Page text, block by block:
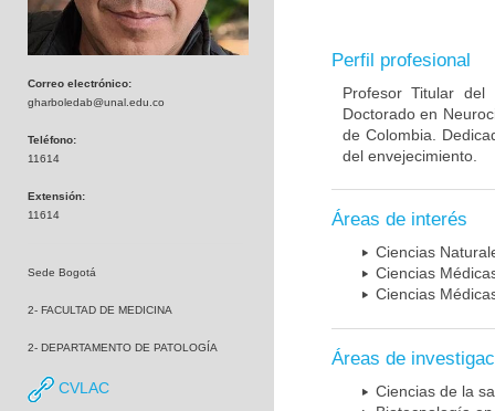
Correo electrónico:
gharboledab@unal.edu.co
Teléfono:
11614
Extensión:
11614
Sede Bogotá
2- FACULTAD DE MEDICINA
2- DEPARTAMENTO DE PATOLOGÍA
CVLAC
Perfil profesional
Profesor Titular
Doctorado en
de Colombia.
del envejecimiento.
Áreas de interés
Ciencias
Ciencias
Ciencias
Áreas de
Ciencias de la